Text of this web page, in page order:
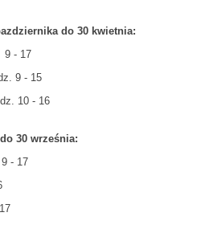
do 30 kwietnia:
9 - 17
9 - 15
10 - 16
30 września:
- 17